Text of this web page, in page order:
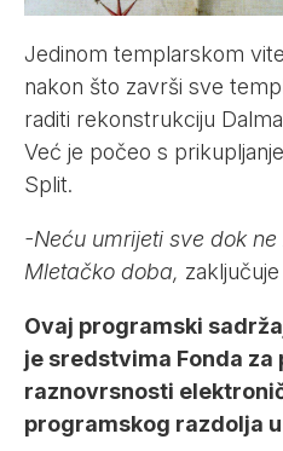
Jedinom templarskom
nakon što završi sve
raditi rekonstrukciju
Već je počeo s
Split.
-Neću umrijeti sve dok
Mletačko doba,
Ovaj programski
je sredstvima Fonda
raznovrsnosti
programskog razdolja